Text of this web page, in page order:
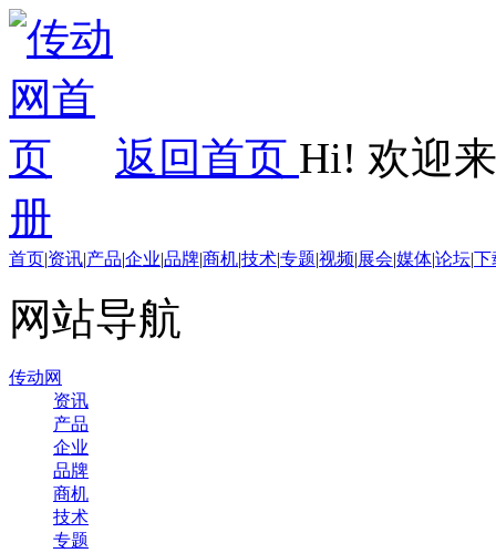
返回首页 Hi! 欢迎
册
首页|资讯|产品|企业|品牌|商机|技术|专题|视频|展会|媒体|论坛|下
网站导航
传动网
资讯
产品
企业
品牌
商机
技术
专题